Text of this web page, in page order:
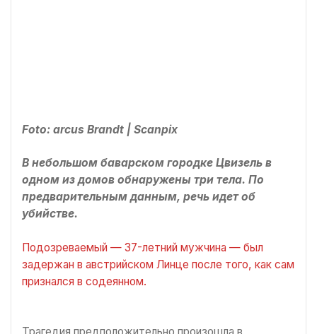
Foto: arcus Brandt | Scanpix
В небольшом баварском городке Цвизель в
одном из домов обнаружены три тела. По
предварительным данным, речь идет об
убийстве.
Подозреваемый — 37-летний мужчина — был
задержан в австрийском Линце после того, как сам
признался в содеянном.